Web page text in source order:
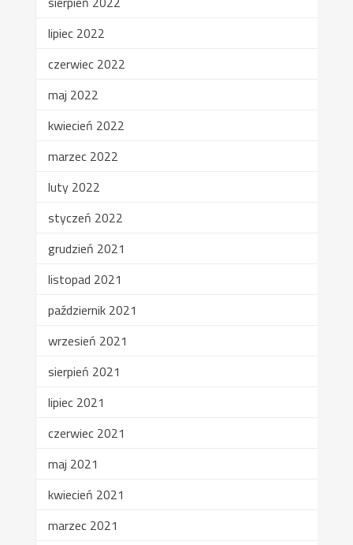
lipiec 2022
czerwiec 2022
maj 2022
kwiecień 2022
marzec 2022
luty 2022
styczeń 2022
grudzień 2021
listopad 2021
październik 2021
wrzesień 2021
sierpień 2021
lipiec 2021
czerwiec 2021
maj 2021
kwiecień 2021
marzec 2021